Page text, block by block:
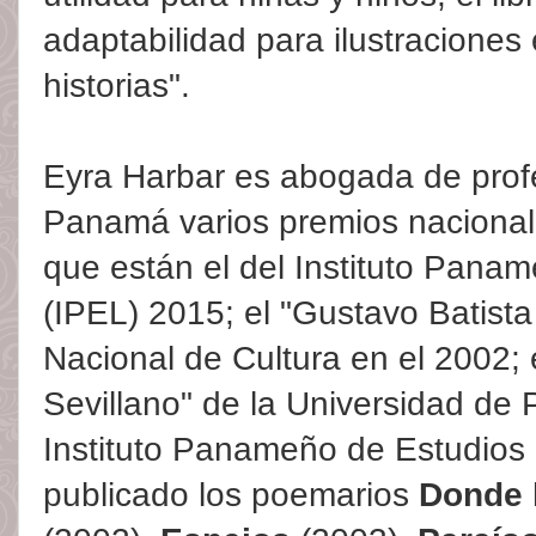
adaptabilidad para
historias".
Eyra Harbar es abogada de
Panamá varios premios
que están el del Instituto
(IPEL) 2015; el "Gustavo
Nacional de Cultura en el 2002;
Sevillano" de la Universidad de
Instituto Panameño de
publicado los poemarios Donde